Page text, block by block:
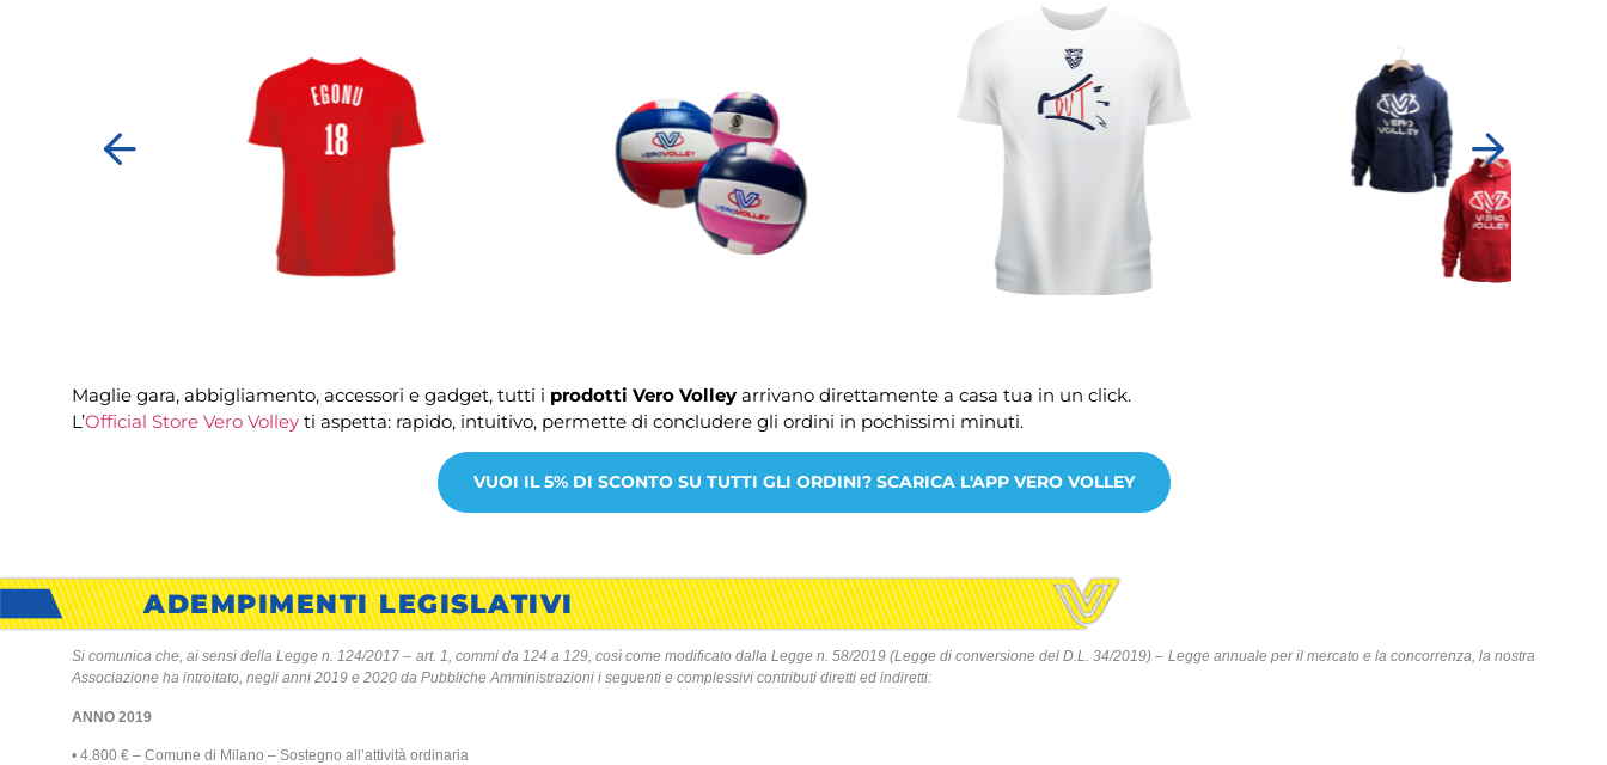
Maglie gara, abbigliamento, accessori e gadget, tutti i prodotti Vero Volley arrivano direttamente a casa tua in un click.
L’Official Store Vero Volley ti aspetta: rapido, intuitivo, permette di concludere gli ordini in pochissimi minuti.
VUOI IL 5% DI SCONTO SU TUTTI GLI ORDINI? SCARICA L'APP VERO VOLLEY
ADEMPIMENTI LEGISLATIVI
Si comunica che, ai sensi della Legge n. 124/2017 – art. 1, commi da 124 a 129, così come modificato dalla Legge n. 58/2019 (Legge di conversione del D.L. 34/2019) – Legge annuale per il mercato e la concorrenza, la nostra
Associazione ha introitato, negli anni 2019 e 2020 da Pubbliche Amministrazioni i seguenti e complessivi contributi diretti ed indiretti:
ANNO 2019
• 4.800 € – Comune di Milano – Sostegno all’attività ordinaria